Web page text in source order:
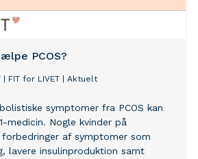
PCOS?
FIT for LIVET Aktuelt
symptomer fra PCOS kan
medicin. Nogle kvinder på
af symptomer som
lavere insulinproduktion samt